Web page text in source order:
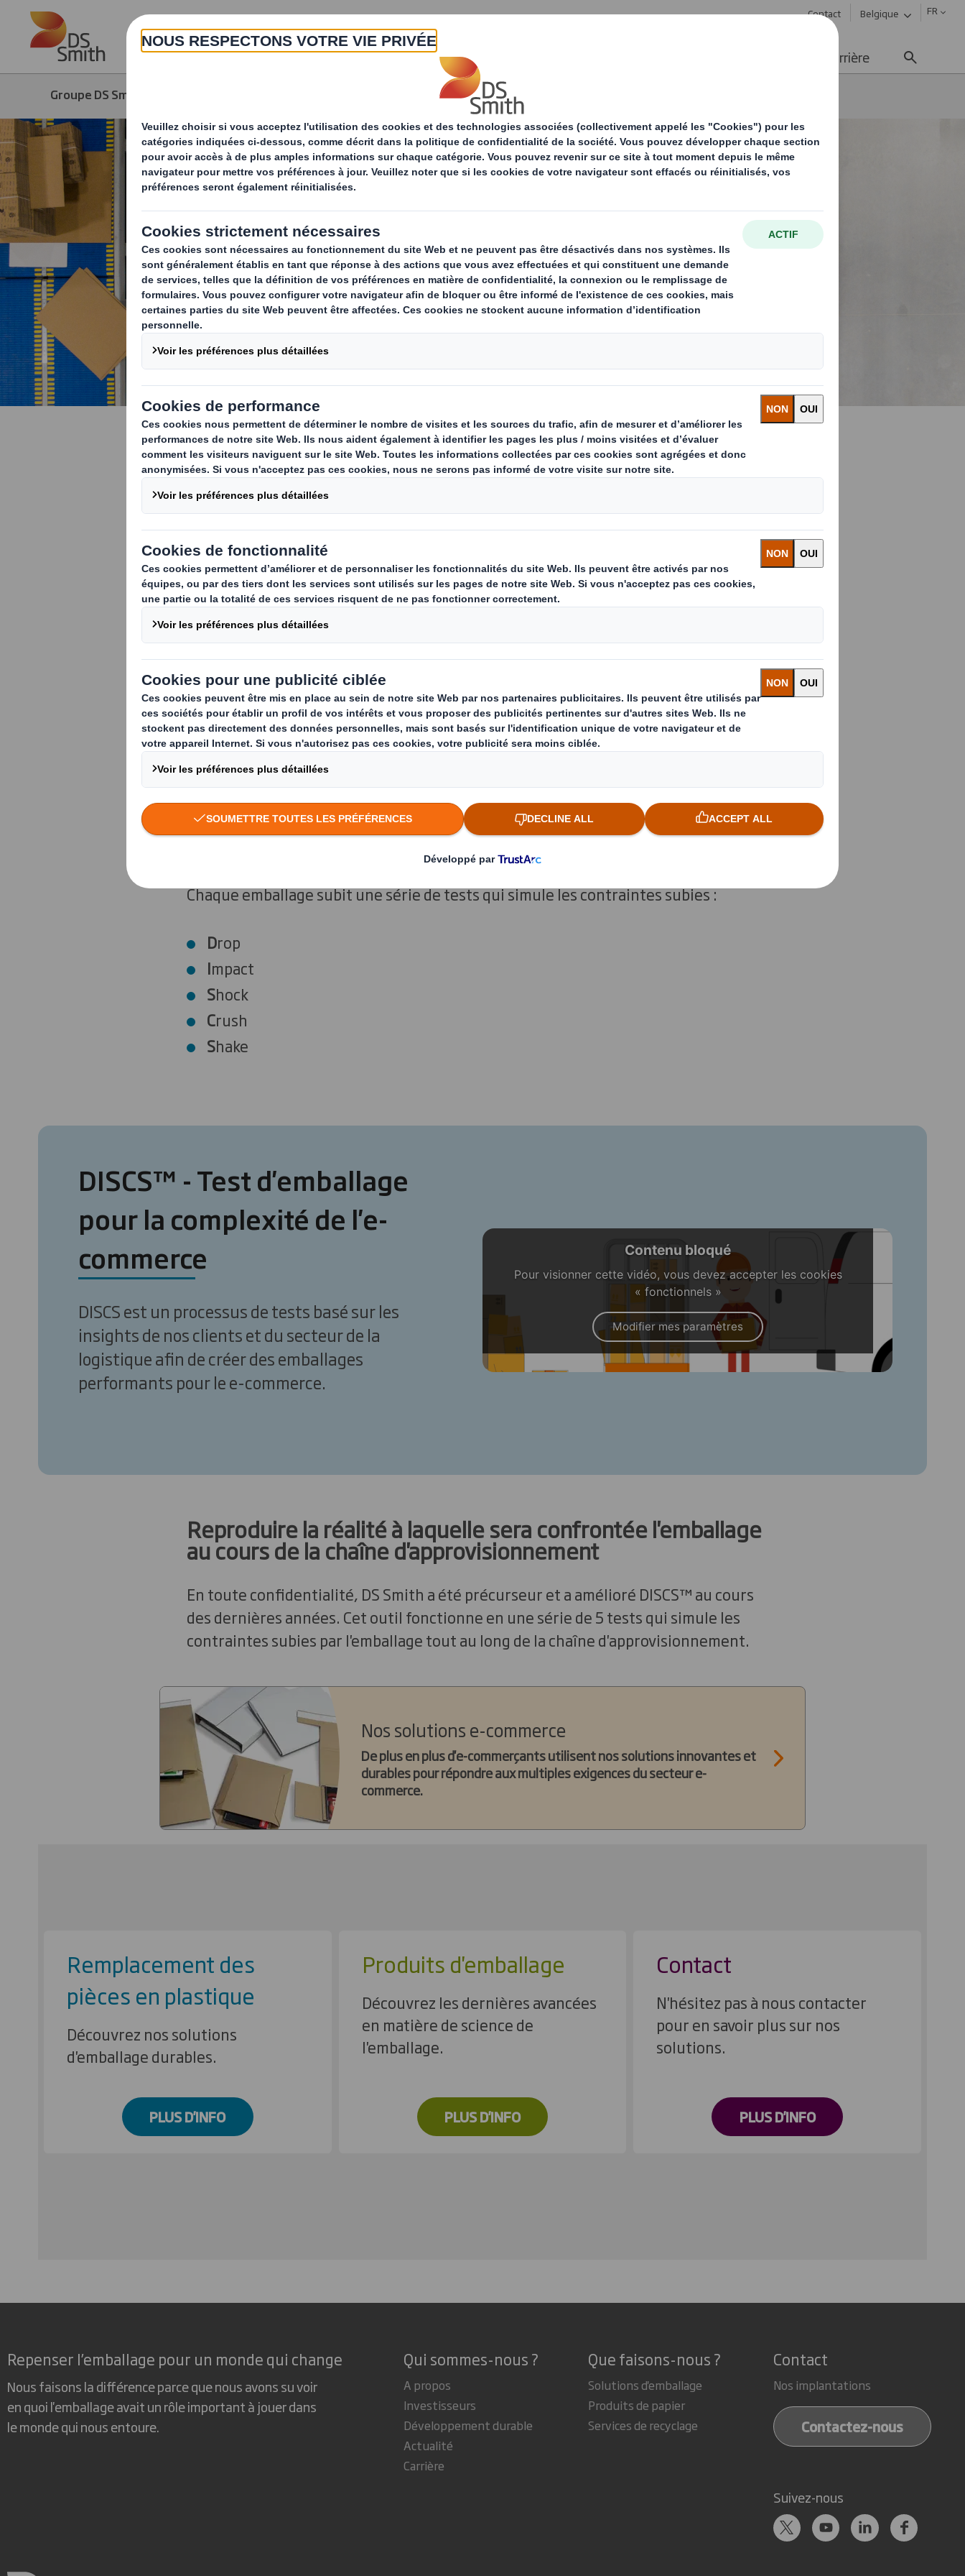
Skip to main content Contact Belgique FR
A propos Produits & Services Carrière
Groupe DS Smith Solutions d'emballage
DISCS™ – tester les limites de vos
emballages
50...! C’est le nombre de manipulations que peut subir un
emballage e-commerce. Ce nombre démontre que l’e-
commerce est un cycle de vie complexe au cours duquel
l’emballage joue un rôle important. Notre outil DISCS garantit
que nos solutions relèvent tous les défis.
Vos clients veulent que vos emballages protègent vos produits - et la planète. Ils
doivent être à la fois résistants et durables. Nos emballages utilisent le minimum de
TM
Chaque emballage subit une série de tests qui simule les contraintes subies :
Drop
Impact
Shock
Crush
Shake
Contenu bloqué
Pour visionner cette vidéo, vous devez accepter les cookies
« fonctionnels »
Modifier mes paramètres
DISCS™ - Test d'emballage
pour la complexité de l'e-
commerce
DISCS est un processus de tests basé sur les
insights de nos clients et du secteur de la
logistique afin de créer des emballages
performants pour le e-commerce.
Reproduire la réalité à laquelle sera confrontée l'emballage
au cours de la chaîne d'approvisionnement
En toute confidentialité, DS Smith a été précurseur et a amélioré DISCS™ au cours
des dernières années. Cet outil fonctionne en une série de 5 tests qui simule les
contraintes subies par l'emballage tout au long de la chaîne d'approvisionnement.
Nos solutions e-commerce
De plus en plus d'e-commerçants utilisent nos solutions innovantes et
durables pour répondre aux multiples exigences du secteur e-
commerce.
Remplacement des
pièces en plastique
Découvrez nos solutions
d'emballage durables.
PLUS D'INFO
Produits d'emballage
Découvrez les dernières avancées
en matière de science de
l'emballage.
PLUS D'INFO
Contact
N'hésitez pas à nous contacter
pour en savoir plus sur nos
solutions.
PLUS D'INFO
Repenser l’emballage pour un monde qui change
Nous faisons la différence parce que nous avons su voir
en quoi l'emballage avait un rôle important à jouer dans
le monde qui nous entoure.
Qui sommes-nous ?
A propos
Investisseurs
Développement durable
Actualité
Carrière
Que faisons-nous ?
Solutions d'emballage
Produits de papier
Services de recyclage
Contact
Nos implantations
Contactez-nous
Suivez-nous